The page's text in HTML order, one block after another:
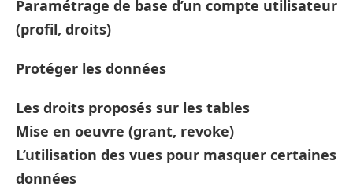
Paramétrage de base d’un compte utilisateur
(profil, droits)
Protéger les données
Les droits proposés sur les tables
Mise en oeuvre (grant, revoke)
L’utilisation des vues pour masquer certaines
données